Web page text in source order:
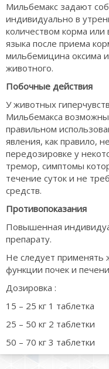
Мильбемакс задают
индивидуально в
количеством корма
языка после приема
мильбемицина оксима и
животного.
Побочные действия
У животных
Мильбемакса
правильном
явления, как правило,
передозировке у
тремор, симптомы
течение суток и не
средств.
Противопоказания
Повышенная
препарату.
Не следует
функции почек и
Дозировка :
15 – 25 кг 1 таблетка
25 – 50 кг 2 таблетки
50 – 70 кг 3 таблетки